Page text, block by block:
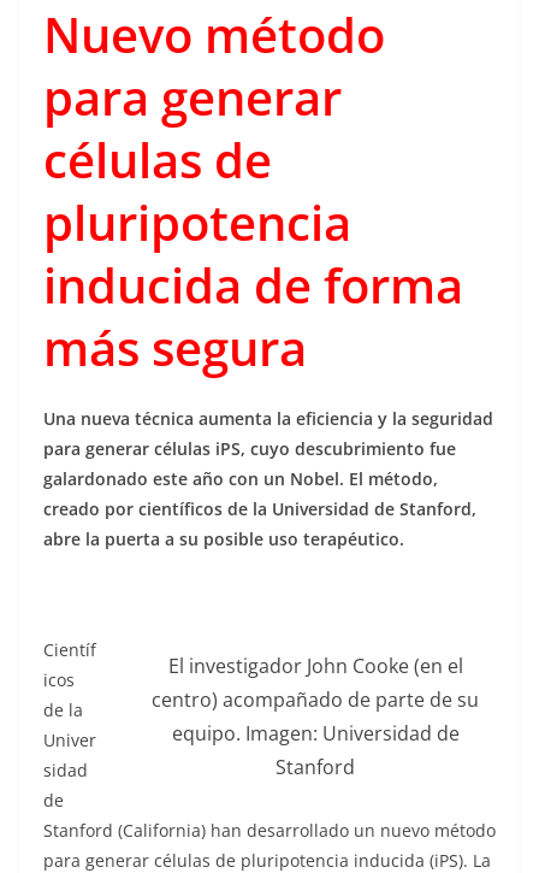
Nuevo método
para generar
células de
pluripotencia
inducida de forma
más segura
Una nueva técnica aumenta la eficiencia y la seguridad
para generar células iPS, cuyo descubrimiento fue
galardonado este año con un Nobel. El método,
creado por científicos de la Universidad de Stanford,
abre la puerta a su posible uso terapéutico.
El investigador John Cooke (en el
centro) acompañado de parte de su
equipo. Imagen: Universidad de
Stanford
Científ
icos
de la
Univer
sidad
de
Stanford (California) han desarrollado un nuevo método
para generar células de pluripotencia inducida (iPS). La